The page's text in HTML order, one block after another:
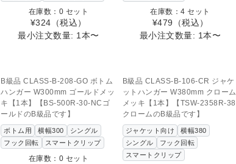
在庫数：0 セット
¥324 （税込）
最小注文数量: 1本〜
在庫数：4 セット
¥479 （税込）
最小注文数量: 1本〜
この商品へのお問い合わせ
B級品 CLASS-B-208-GO ボトム
ハンガー W300mm ゴールドメッ
キ【1本】【BS-500R-30-NCゴ
ールドのB級品です】
ボトム用 横幅300
シングル
フック回転
スマートクリップ
在庫数：0 セット
この商品へのお問い合わせ
B級品 CLASS-B-106-CR ジャケ
ットハンガー W380mm クローム
メッキ【1本】【TSW-2358R-38
クロームのB級品です】
ジャケット向け
横幅380
シングル
フック回転
スマートクリップ